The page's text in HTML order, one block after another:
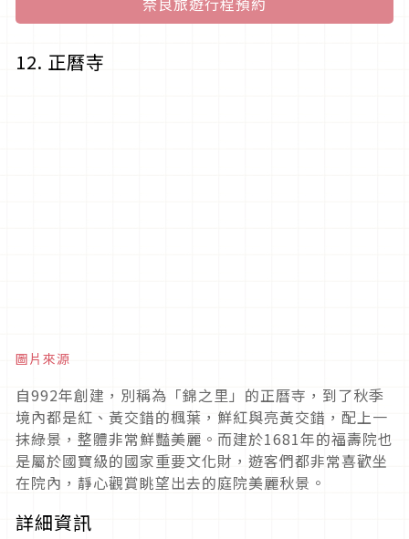
12. 正曆寺
圖片來源
自992年創建，別稱為「錦之里」的正曆寺，到了秋季
境內都是紅、黃交錯的楓葉，鮮紅與亮黃交錯，配上一
抹綠景，整體非常鮮豔美麗。而建於1681年的福壽院也
是屬於國寶級的國家重要文化財，遊客們都非常喜歡坐
在院內，靜心觀賞眺望出去的庭院美麗秋景。
詳細資訊